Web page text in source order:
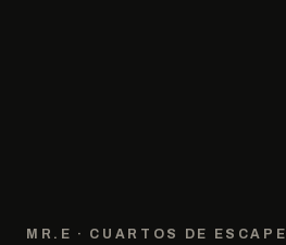
MR.E · CUARTOS DE ESCAPE